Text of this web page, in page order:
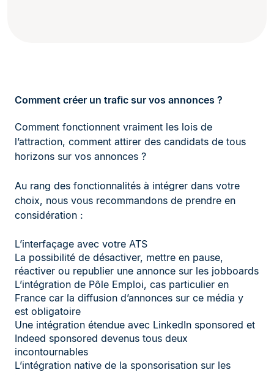
Comment créer un trafic sur vos annonces ?
Comment fonctionnent vraiment les lois de
l’attraction, comment attirer des candidats de tous
horizons sur vos annonces ?
Au rang des fonctionnalités à intégrer dans votre
choix, nous vous recommandons de prendre en
considération :
L’interfaçage avec votre ATS
La possibilité de désactiver, mettre en pause,
réactiver ou republier une annonce sur les jobboards
L’intégration de Pôle Emploi, cas particulier en
France car la diffusion d’annonces sur ce média y
est obligatoire
Une intégration étendue avec LinkedIn sponsored et
Indeed sponsored devenus tous deux
incontournables
L’intégration native de la sponsorisation sur les